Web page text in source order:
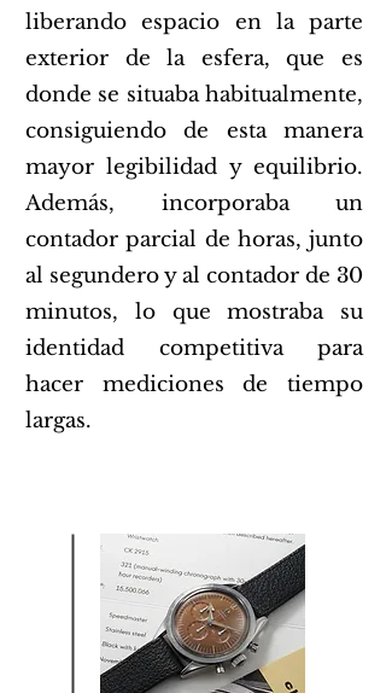
liberando espacio en la parte
exterior de la esfera, que es
donde se situaba habitualmente,
consiguiendo de esta manera
mayor legibilidad y equilibrio.
Además, incorporaba un
contador parcial de horas, junto
al segundero y al contador de 30
minutos, lo que mostraba su
identidad competitiva para
hacer mediciones de tiempo
largas.